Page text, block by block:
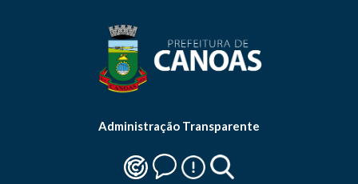
Administração Transparente